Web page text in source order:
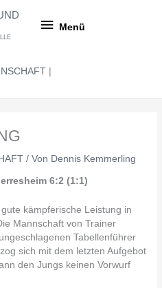
Menü
/ Von Dennis Kemmerling
6:2 (1:1)
kämpferische Leistung in
Mannschaft von Trainer
Tabellenführer
sich mit dem letzten Aufgebot
den Jungs keinen Vorwurf